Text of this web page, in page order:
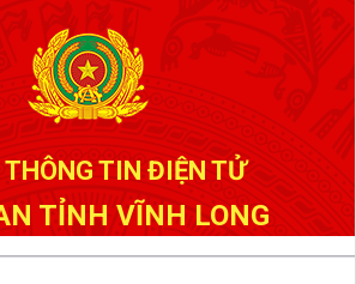
THÔNG TIN ĐIỆN TỬ
TỈNH VĨNH LONG